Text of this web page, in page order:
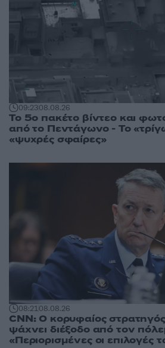
09:2308.08.26
Το 5ο πακέτο βίντεο και
από το Πεντάγωνο - Το
«ψυχρές σφαίρες»
08:2108.08.26
CNN: Ο κορυφαίος
ψάχνει διέξοδο από τον
«Περιορισμένες οι